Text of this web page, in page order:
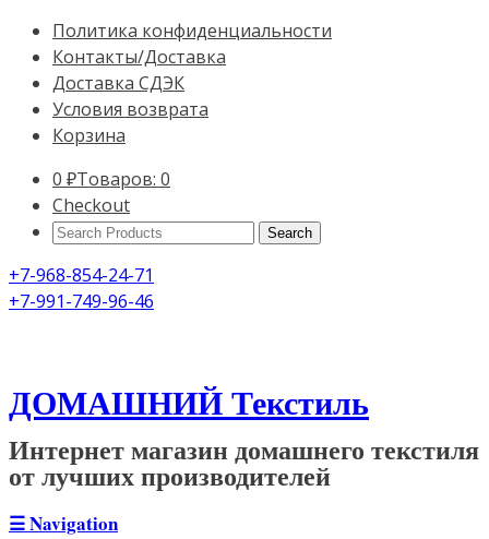
Политика конфиденциальности
Контакты/Доставка
Доставка СДЭК
Условия возврата
Корзина
0 ₽Товаров: 0
Checkout
Search
+7-968-854-24-71
+7-991-749-96-46
ДОМАШНИЙ Текстиль
Интернет магазин домашнего текстиля
от лучших производителей
☰Navigation